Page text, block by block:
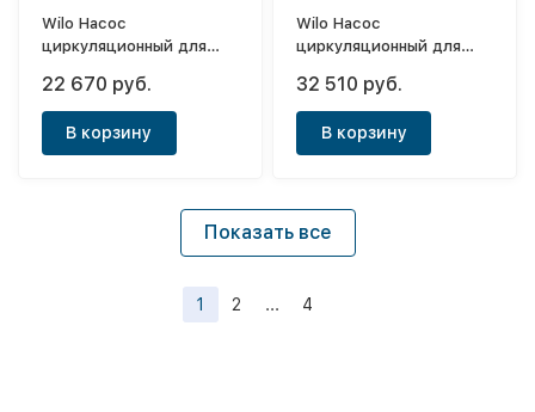
Wilo Насос
циркуляционный для
RS 25/8 с амер-ми
22 670 руб.
В корзину
Wilo Насос
циркуляционный для
RS 30/8 с амер-ми
32 510 руб.
В корзину
Показать все
1 2 ... 4